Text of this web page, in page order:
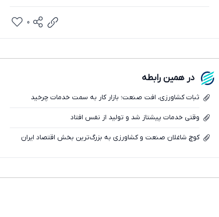
تلگرام
واتساپ
فیسبوک
ایکس
0
در همین رابطه
ثبات کشاورزی، افت صنعت؛ بازار کار به سمت خدمات چرخید
وقتی خدمات پیشتاز شد و تولید از نفس افتاد
کوچ شاغلان صنعت و کشاورزی به بزرگ‌ترین بخش اقتصاد ایران